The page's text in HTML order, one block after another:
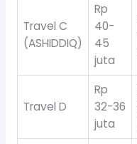
Travel C
(ASHIDDIQ)
Rp
40-
45
juta
Travel D
Rp
32-36
juta